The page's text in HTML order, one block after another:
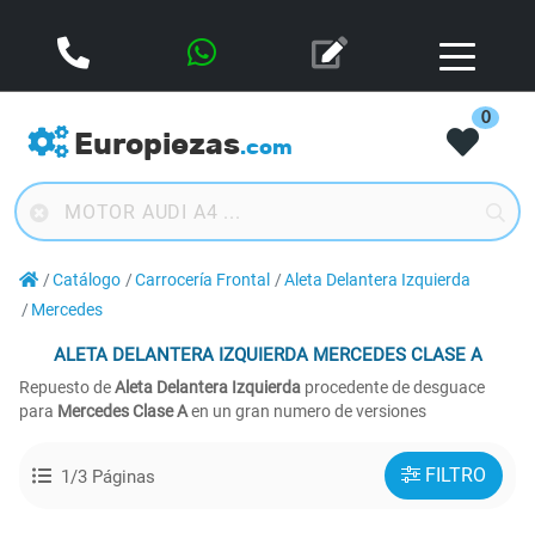
Europiezas.com
0
Catálogo Carrocería Frontal
Aleta Delantera Izquierda
Mercedes
ALETA DELANTERA IZQUIERDAMERCEDES CLASE A
Repuesto deAleta Delantera Izquierda procedente de desguace
para Mercedes Clase Aen un gran numero de versiones
1/3 Páginas FILTRO